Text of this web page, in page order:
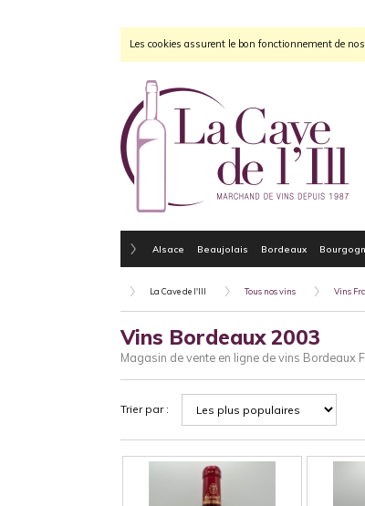
Les cookies assurent le bon fonctionnement de
Alsace Beaujolais Bordeaux
La Cave de l'Ill Tous nos vins Vins
Vins Bordeaux 2003
Magasin de vente en ligne de vins Bordeaux
Trier par :